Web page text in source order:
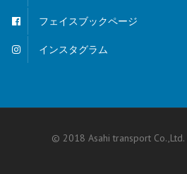
フェイスブックページ
インスタグラム
© 2018 Asahi transport